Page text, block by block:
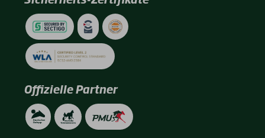
Offizielle Partner